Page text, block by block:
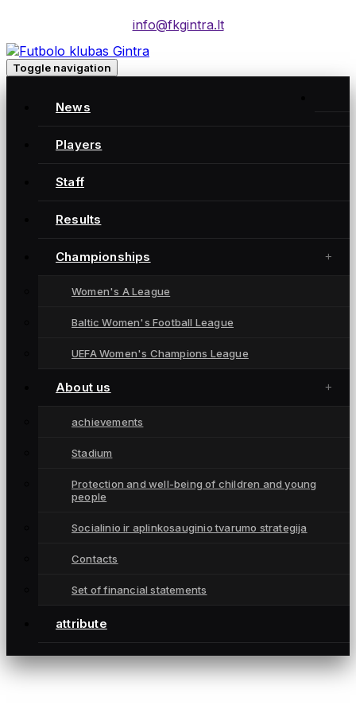
info@fkgintra.lt
Toggle navigation
News
Players
Staff
Results
Championships
Women's A League
Baltic Women's Football League
UEFA Women's Champions League
About us
achievements
Stadium
Protection and well-being of children and young
people
Socialinio ir aplinkosauginio tvarumo strategija
Contacts
Set of financial statements
attribute
Moterų futbolo klubas „Gintra“ – daugkartinės
Lietuvai UEFA moterų Čempionių lygoje.
NUORODOS
Championships
+370 687 33129